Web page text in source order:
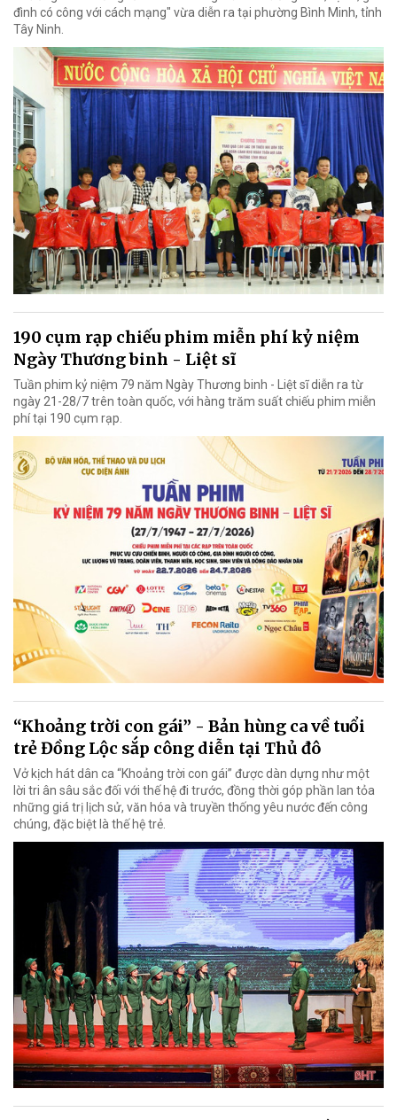
đình có công với cách mạng" vừa diễn ra tại phường Bình Minh, tỉnh
Tây Ninh.
190 cụm rạp chiếu phim miễn phí kỷ niệm
Ngày Thương binh - Liệt sĩ
Tuần phim kỷ niệm 79 năm Ngày Thương binh - Liệt sĩ diễn ra từ
ngày 21-28/7 trên toàn quốc, với hàng trăm suất chiếu phim miễn
phí tại 190 cụm rạp.
“Khoảng trời con gái” - Bản hùng ca về tuổi
trẻ Đồng Lộc sắp công diễn tại Thủ đô
Vở kịch hát dân ca “Khoảng trời con gái” được dàn dựng như một
lời tri ân sâu sắc đối với thế hệ đi trước, đồng thời góp phần lan tỏa
những giá trị lịch sử, văn hóa và truyền thống yêu nước đến công
chúng, đặc biệt là thế hệ trẻ.